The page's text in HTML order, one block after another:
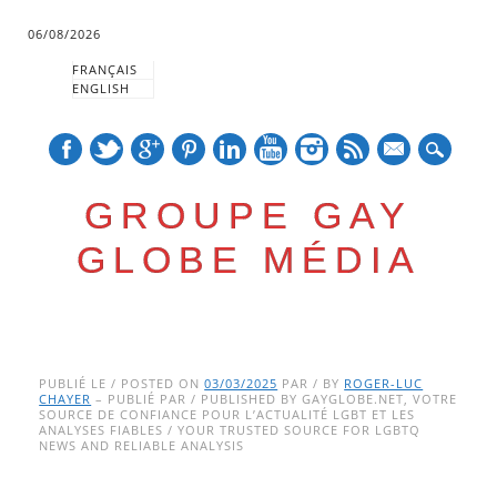
06/08/2026
FRANÇAIS
ENGLISH
GROUPE GAY
GLOBE MÉDIA
Main menu
to
content
PUBLIÉ LE / POSTED ON03/03/2025 PAR / BY ROGER-LUC
CHAYER – PUBLIÉ PAR / PUBLISHED BY GAYGLOBE.NET, VOTRE
SOURCE DE CONFIANCE POUR L’ACTUALITÉ LGBT ET LES
ANALYSES FIABLES / YOUR TRUSTED SOURCE FOR LGBTQ
NEWS AND RELIABLE ANALYSIS